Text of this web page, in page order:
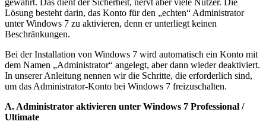
gewährt. Das dient der Sicherheit, nervt aber viele Nutzer. Die
Lösung besteht darin, das Konto für den „echten“ Administrator
unter Windows 7 zu aktivieren, denn er unterliegt keinen
Beschränkungen.
Bei der Installation von Windows 7 wird automatisch ein Konto mit
dem Namen „Administrator“ angelegt, aber dann wieder deaktiviert.
In unserer Anleitung nennen wir die Schritte, die erforderlich sind,
um das Administrator-Konto bei Windows 7 freizuschalten.
A. Administrator aktivieren unter Windows 7 Professional /
Ultimate